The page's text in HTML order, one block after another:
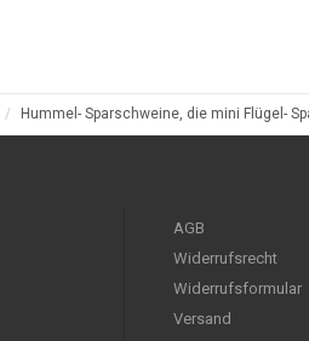
Hummel- Sparschweine, die mini Flügel-
AGB
Widerrufsrecht
Widerrufsformular
Versand